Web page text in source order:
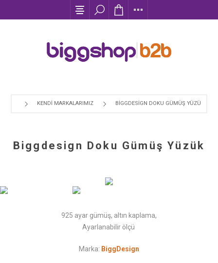
KENDI MARKALARIMIZ BIGGDESIGN DOKU GÜMÜŞ YÜZÜK
Biggdesign Doku Gümüş Yüzük
925 ayar gümüş, altın kaplama,
Ayarlanabilir ölçü
Marka: BiggDesign